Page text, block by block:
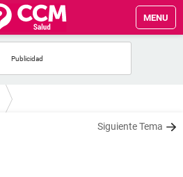
MENU
Siguiente Tema